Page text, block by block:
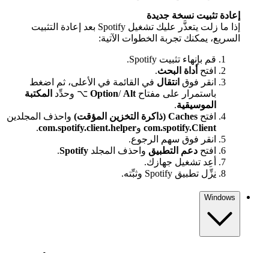
إعادة تثبيت نسخة جديدة
إذا ما زلت يتعذَّر عليك تشغيل Spotify بعد إعادة التثبيت
السريع، يمكنك تجربة الخطوات الآتية:
قم بإنهاء تثبيت Spotify.
افتح أداة البحث.
انقر فوق انتقال في القائمة في الأعلى، ثم اضغط
باستمرار على مفتاح
Option/ Alt ⌥ وحدِّد المكتبة
الموسيقية.
افتح Caches (ذاكرة التخزين المؤقت)
واحذف المجلدين
com.spotify.Client وcom.spotify.client.helper
.
انقر فوق سهم الرجوع.
افتح دعم التطبيق واحذف المجلد Spotify
.
أعِد تشغيل جهازك.
نزِّل تطبيق Spotify وثبِّته.
Windows